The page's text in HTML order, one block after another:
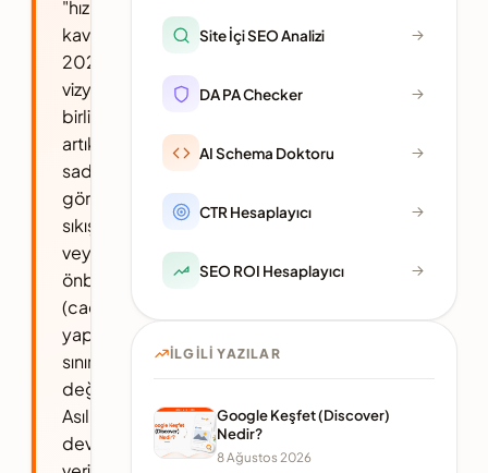
"hız"
kavramı,
2026
vizyonuyla
birlikte
artık
sadece
görselleri
sıkıştırmak
veya
önbellekleme
(cache)
yapmakla
sınırlı
değildir.
Asıl
devrim,
Site İçi SEO Analizi
DA PA Checker
AI Schema Doktoru
CTR Hesaplayıcı
SEO ROI Hesaplayıcı
İLGILI YAZILAR
Google Keşfet (Discover)
Nedir?
8 Ağustos 2026